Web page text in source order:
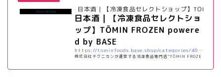
日本酒 | 【冷凍食品セレクトショップ】TŌMIN
日本酒 | 【冷凍食品セレクトショ
ップ】TŌMIN FROZEN powere
d by BASE
https://tominfoods.base.shop/categories/4015629
株式会社テクニカンが運営する冷凍食品専門店”TŌMIN FROZE